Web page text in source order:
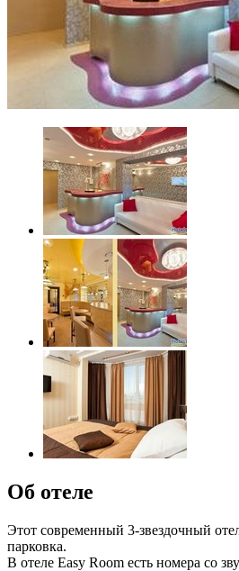
Об отеле
Этот современный 3-звездочный
парковка.
В отеле Easy Room есть номера со